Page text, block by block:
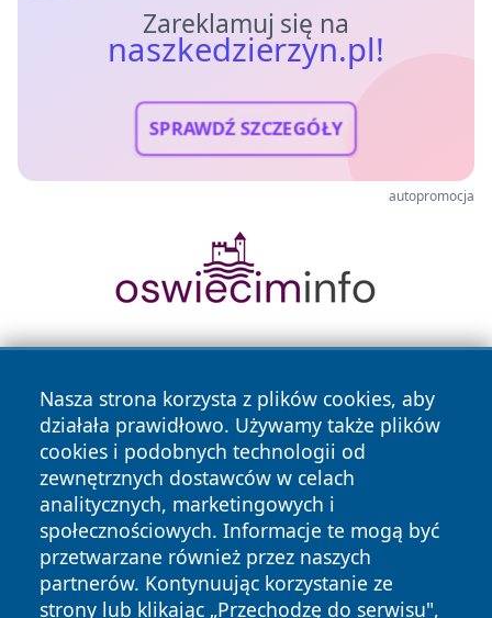
Zareklamuj się na
naszkedzierzyn.pl!
SPRAWDŹ SZCZEGÓŁY
autopromocja
Nasza strona korzysta z plików cookies, aby
działała prawidłowo. Używamy także plików
cookies i podobnych technologii od
zewnętrznych dostawców w celach
analitycznych, marketingowych i
społecznościowych. Informacje te mogą być
przetwarzane również przez naszych
partnerów. Kontynuując korzystanie ze
strony lub klikając „Przechodzę do serwisu",
Copyright © 2026 naszkedzierzyn.pl Wszystkie prawa
zastrzeżone.
News Autorzy
Polityka
Prywatności
Polityka
Cookies